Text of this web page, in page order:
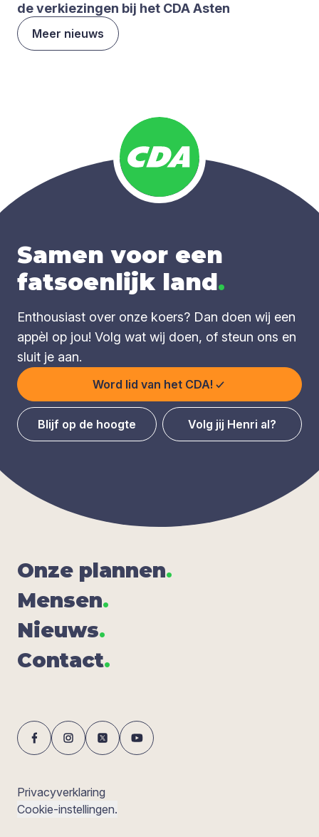
de ver­kie­zin­gen bij het CDAAsten
Meer nieuws
Samen voor een
fatsoenlijk land.
Enthousiast over onze koers? Dan doen wij een
appèl op jou! Volg wat wij doen, of steun ons en
sluit je aan.
Word lid van het CDA!
Blijf op de hoogte Volg jij Henri al?
Onze plan­nen.
Men­sen.
Nieuws.
Con­tact.
Privacyverklaring
Cookie-instellingen.